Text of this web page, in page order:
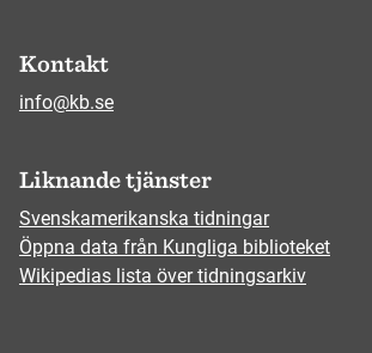
Kontakt
info@kb.se
Liknande tjänster
Svenskamerikanska tidningar
Öppna data från Kungliga biblioteket
Wikipedias lista över tidningsarkiv